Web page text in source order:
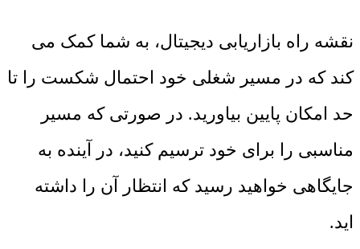
نقشه راه بازاریابی دیجیتال، به شما کمک می
کند که در مسیر شغلی خود احتمال شکست را تا
حد امکان پایین بیاورید. در صورتی که مسیر
مناسبی را برای خود ترسیم کنید، در آینده به
جایگاهی خواهید رسید که انتظار آن را داشته
اید.